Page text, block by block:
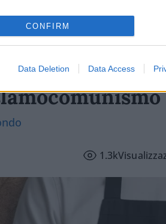
CONFIRM
Data Deletion Data Access
1.3k